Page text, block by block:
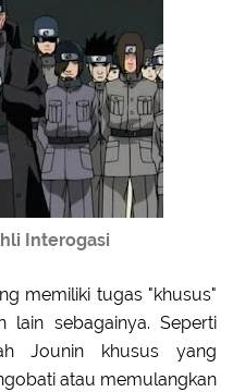
Interogasi
memiliki tugas "khusus"
lain sebagainya. Seperti
Jounin khusus yang
atau memulangkan